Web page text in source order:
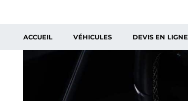
ACCUEIL VÉHICULES DEVIS EN LIGNE